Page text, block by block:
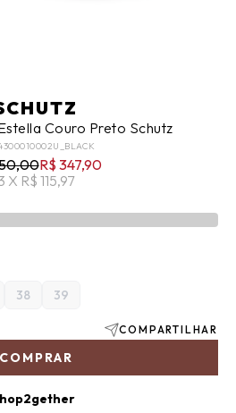
Couro Preto Schutz
R$ 347,90
X R$ 115,97
38 39
COMPRAR
COMPARTILHAR